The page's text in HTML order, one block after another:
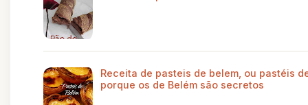
Receita de pasteis de belem, ou pastéis
porque os de Belém são secretos